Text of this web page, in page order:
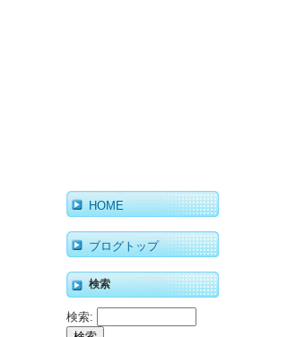
HOME
ブログトップ
検索
検索: